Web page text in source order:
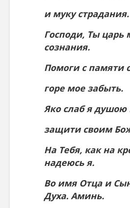
и муку страдания.
Господи, Ты царь
сознания.
Помоги с памяти
горе мое забыть.
Яко слаб я душою
защити своим
На Тебя, как на
надеюсь я.
Во имя Отца и
Духа. Аминь.